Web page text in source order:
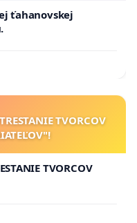
ťahanovskej
TVORCOV
TVORCOV